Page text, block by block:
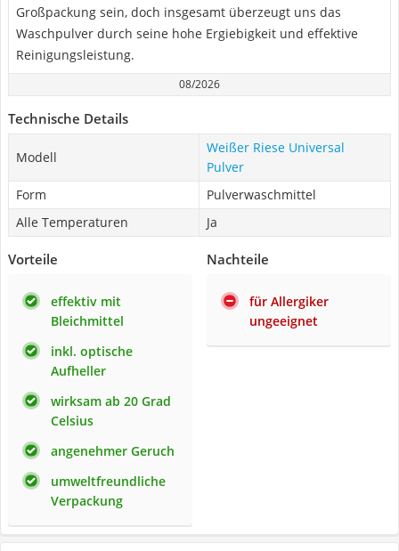
Großpackung sein, doch insgesamt überzeugt uns das
Waschpulver durch seine hohe Ergiebigkeit und effektive
Reinigungsleistung.
08/2026
Technische Details
Modell
Weißer Riese Universal
Pulver
Form
Pulverwaschmittel
Alle Temperaturen
Ja
Vorteile
effektiv mit
Bleichmittel
inkl. optische
Aufheller
wirksam ab 20 Grad
Celsius
angenehmer Geruch
umweltfreundliche
Verpackung
Nachteile
für Allergiker
ungeeignet